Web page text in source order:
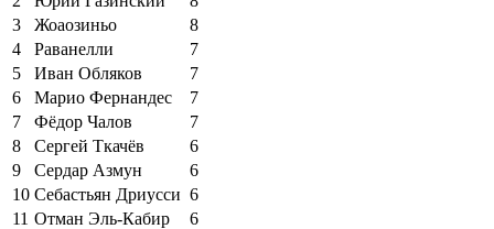
3
Жоаозиньо
8
4
Раванелли
7
5
Иван Обляков
7
6
Марио Фернандес
7
7
Фёдор Чалов
7
8
Сергей Ткачёв
6
9
Сердар Азмун
6
10 Себастьян Дриусси 6
11 Отман Эль-Кабир
6